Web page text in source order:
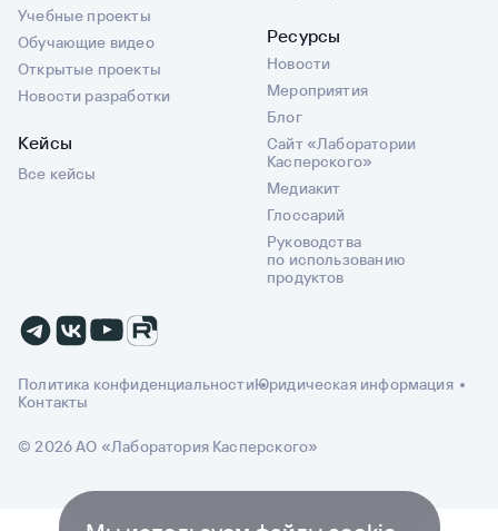
Учебные проекты
Обучающие видео
Открытые проекты
Новости разработки
Кейсы
Все кейсы
Ресурсы
Новости
Мероприятия
Блог
Сайт «Лаборатории
Касперского»
Медиакит
Глоссарий
Руководства
по использованию
продуктов
© 2026 АО «Лаборатория Касперского»
Политика конфиденциальностиЮридическая информация
Контакты